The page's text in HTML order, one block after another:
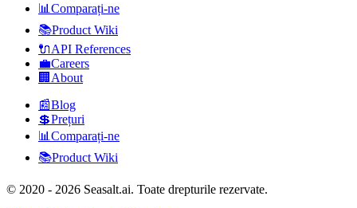
📊 Comparați-ne
📚Product Wiki
🔌API References
💼Careers
🏢 About
📰Blog
💲Prețuri
📊 Comparați-ne
📚Product Wiki
© 2020 - 2026 Seasalt.ai. Toate drepturile rezervate.